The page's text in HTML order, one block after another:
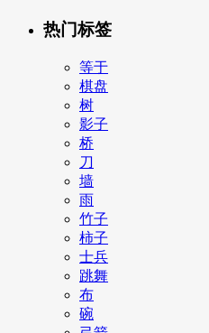
热门标签
等于
棋盘
树
影子
桥
刀
墙
雨
竹子
柿子
士兵
跳舞
布
碗